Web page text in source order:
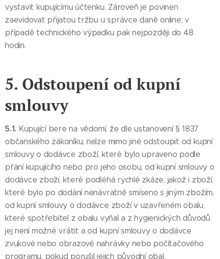
vystavit kupujícímu účtenku. Zároveň je povinen
zaevidovat přijatou tržbu u správce daně online; v
případě technického výpadku pak nejpozději do 48
hodin.
5. Odstoupení od kupní
smlouvy
5.1. Kupující bere na vědomí, že dle ustanovení § 1837
občanského zákoníku, nelze mimo jiné odstoupit od kupní
smlouvy o dodávce zboží, které bylo upraveno podle
přání kupujícího nebo pro jeho osobu, od kupní smlouvy o
dodávce zboží, které podléhá rychlé zkáze, jakož i zboží,
které bylo po dodání nenávratně smíseno s jiným zbožím,
od kupní smlouvy o dodávce zboží v uzavřeném obalu,
které spotřebitel z obalu vyňal a z hygienických důvodů
jej není možné vrátit a od kupní smlouvy o dodávce
zvukové nebo obrazové nahrávky nebo počítačového
programu, pokud porušil jejich původní obal.